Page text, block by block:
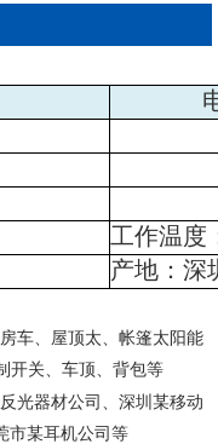
工作温
产地：深
车、屋顶太、帐篷太阳能
开关、车顶、背包等
光器材公司、深圳某移动
市某耳机公司等